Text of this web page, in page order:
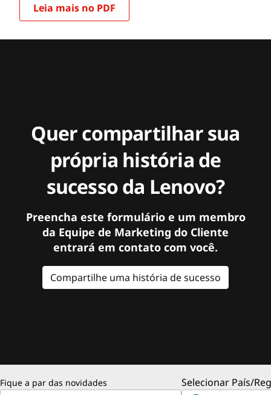
Leia mais no PDF
Quer compartilhar sua
própria história de
sucesso da Lenovo?
Preencha este formulário e um membro
da Equipe de Marketing do Cliente
entrará em contato com você.
Compartilhe uma história de sucesso
Fique a par das novidades Selecionar País/